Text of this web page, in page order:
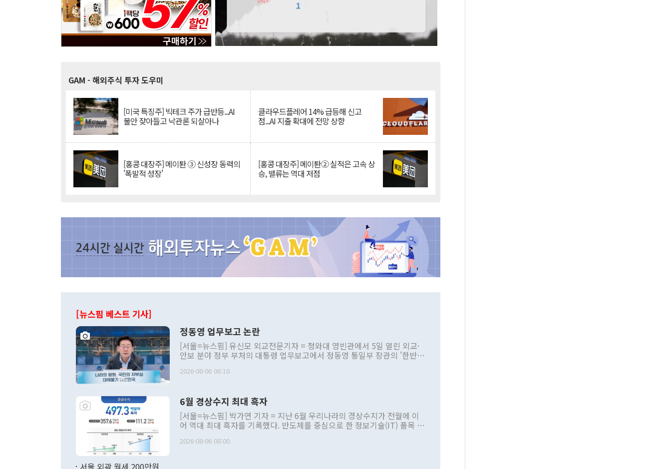
GAM - 해외주식 투자 도우미
[미국 특징주] 빅테크 주가 급반등...AI
불안 잦아들고 낙관론 되살아나
클라우드플레어 14% 급등해 신고
점...AI 지출 확대에 전망 상향
[홍콩 대장주] 메이퇀 ③ 신성장 동력의
'폭발적 성장'
[홍콩 대장주] 메이퇀② 실적은 고속 상
승, 밸류는 역대 저점
[뉴스핌 베스트 기사]
정동영 업무보고 논란
[서울=뉴스핌] 유신모 외교전문기자 = 청와대 영빈관에서 5일 열린 외교·
안보 분야 정부 부처의 대통령 업무보고에서 정동영 통일부 장관의 '한반도
발언 중에는 정부 내 조율을 거치지 않은 사안을 정책으로 추진하겠다고 공
주의적 희망에 근거한 비현실적 구상'이라는 비판을 내놨다. 그동안 정 장
관의 대북 정책 관련 발언이 물의를 빚은 적은 여러 번 있지만 대통령과 유
관 부처 장관이 공개적으로 부정적 입장을 표명한 것은 이례적이다. 정 장
관의 무리한 대북 접근법과 월권을 제어해야 한다는 목소리도 높아지고 있
다. [정동영 통일부 장관이 지난달 23일 오후 서울 종로구 정부서울청사에
2026-08-06 06:10
6월 경상수지 최대 흑자
[서울=뉴스핌] 박가연 기자 = 지난 6월 우리나라의 경상수지가 전월에 이
어 역대 최대 흑자를 기록했다. 반도체를 중심으로 한 정보기술(IT) 품목 수
료=한국은행] 한국은행이 6일 발표한 '2026년 6월 국제수지(잠정)'에 따르
2026-08-06 08:00
서울 외곽 월세 200만원